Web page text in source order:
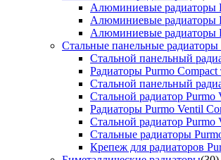
Алюминиевые радиаторы
Алюминиевые радиаторы
Алюминиевые радиаторы
Стальные панельные радиаторы
Стальной панельный
Радиаторы Purmo Compact
Стальной панельный
Стальной радиатор Purmo
Радиаторы Purmo Ventil
Стальной радиатор Purmo
Стальные радиаторы
Крепеж для радиаторов